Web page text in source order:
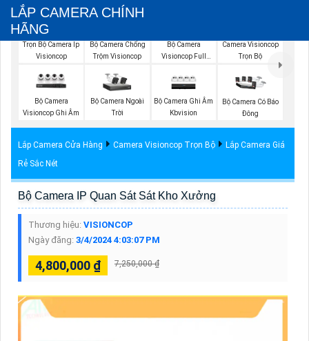
LẮP CAMERA CHÍNH
HÃNG
Trọn Bộ Camera Ip
Visioncop
Bộ Camera Chống
Trộm Visioncop
Bộ Camera
Visioncop Full
Camera Visioncop
Trọn Bộ
Bộ Camera
Visioncop Ghi Âm
Bộ Camera Ngoài
Trời
Bộ Camera Ghi Âm
Kbvision
Bộ Camera Có Báo
Đông
Lắp Camera Cửa Hàng Camera Visioncop Trọn Bộ
Lắp Camera Giá
Rẻ Sắc Nét
Bộ Camera IP Quan Sát Sát Kho Xưởng
Thương hiệu: VISIONCOP
Ngày đăng: 3/4/2024 4:03:07 PM
4,800,000 ₫ 7,250,000 ₫